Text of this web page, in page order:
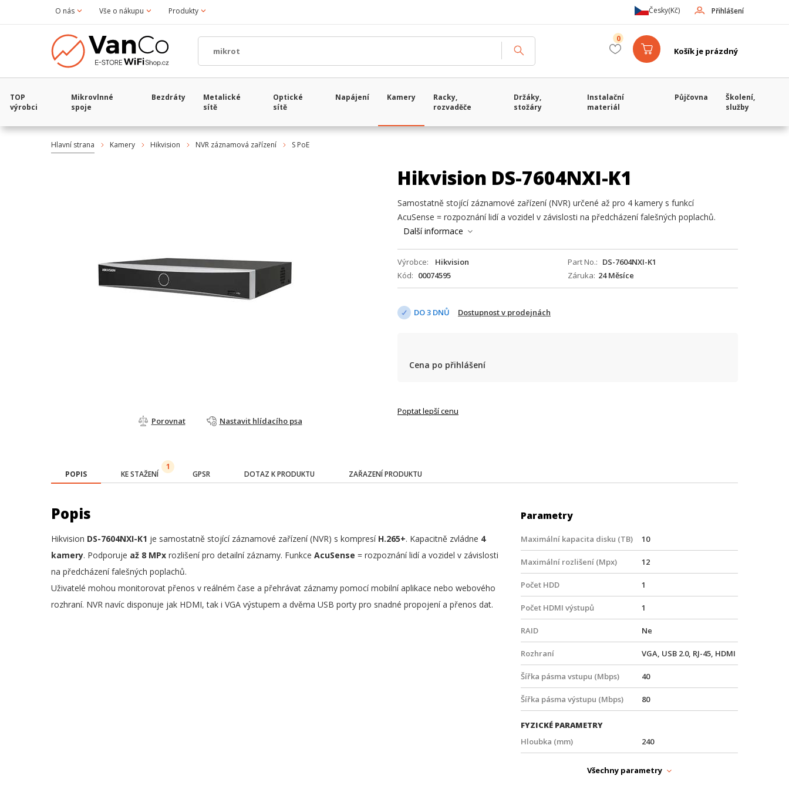
O nás Vše o nákupu Produkty Přihlášení
Česky(Kč)
Košík je prázdný
0
TOP
výrobci
Mikrovlnné
spoje
Bezdráty
Metalické
sítě
Optické
sítě
Napájení Kamery
Racky,
rozvaděče
Držáky,
stožáry
Instalační
materiál
Půjčovna
Školení,
služby
Hlavní strana Kamery Hikvision NVR záznamová zařízení S PoE
Porovnat Nastavit hlídacího psa
Hikvision DS-7604NXI-K1
Samostatně stojící záznamové zařízení (NVR) určené až pro 4 kamery s funkcí
AcuSense = rozpoznání lidí a vozidel v závislosti na předcházení falešných poplachů.
Další informace
Výrobce Hikvision Part No.
DS-7604NXI-K1
Kód
00074595 Záruka 24 Měsíce
DO 3 DNŮ Dostupnost v prodejnách
Cena po přihlášení
Poptat lepší cenu
POPIS KE STAŽENÍ
1
GPSR DOTAZ K PRODUKTU ZAŘAZENÍ PRODUKTU
Popis
Hikvision DS-7604NXI-K1 je samostatně stojící záznamové zařízení (NVR) s kompresí H.265+. Kapacitně zvládne 4
kamery. Podporuje až 8 MPx rozlišení pro detailní záznamy. Funkce AcuSense = rozpoznání lidí a vozidel v závislosti
na předcházení falešných poplachů.
Uživatelé mohou monitorovat přenos v reálném čase a přehrávat záznamy pomocí mobilní aplikace nebo webového
rozhraní. NVR navíc disponuje jak HDMI, tak i VGA výstupem a dvěma USB porty pro snadné propojení a přenos dat.
Parametry
Maximální kapacita disku (TB) 10
Maximální rozlišení (Mpx) 12
Počet HDD 1
Počet HDMI výstupů 1
RAID Ne
Rozhraní VGA, USB 2.0, RJ-45, HDMI
Šířka pásma vstupu (Mbps) 40
Šířka pásma výstupu (Mbps) 80
FYZICKÉ PARAMETRY
Hloubka (mm)
240
Všechny parametry